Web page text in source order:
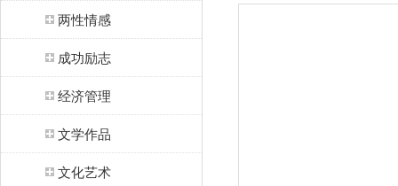
两性情感
成功励志
经济管理
文学作品
文化艺术